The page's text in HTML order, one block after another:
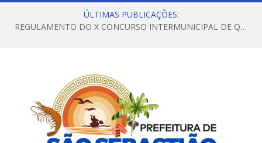
ÚLTIMAS PUBLICAÇÕES:
REGULAMENTO DO X CONCURSO INTERMUNICIPAL DE QUADRILHAS JUNINAS – 2026 – ARRAIÁ DA VENEZA